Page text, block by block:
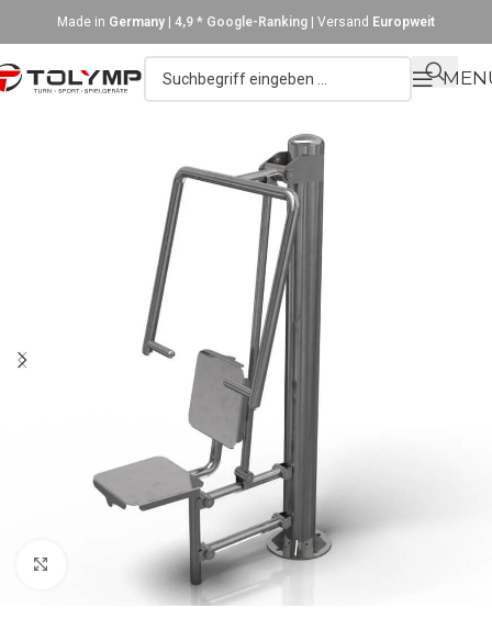
Made in Germany 4,9 * Google-Ranking | Versand Europweit
Click to enlarge